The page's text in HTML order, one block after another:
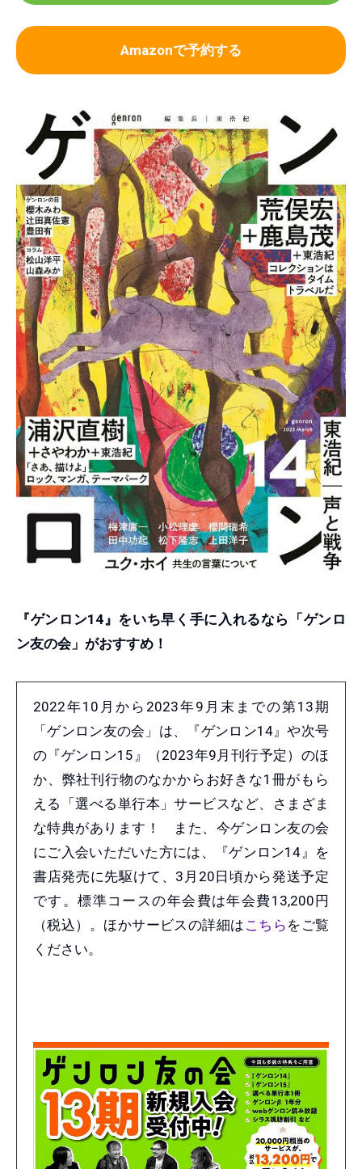
Amazonで予約する
『ゲンロン14』をいち早く手に入れるなら「ゲンロ
ン友の会」がおすすめ！
2022年10月から2023年9月末までの第13期
「ゲンロン友の会」は、『ゲンロン14』や次号
の『ゲンロン15』（2023年9月刊行予定）のほ
か、弊社刊行物のなかからお好きな1冊がもら
える「選べる単行本」サービスなど、さまざま
な特典があります！ また、今ゲンロン友の会
にご入会いただいた方には、『ゲンロン14』を
書店発売に先駆けて、3月20日頃から発送予定
です。標準コースの年会費は年会費13,200円
（税込）。ほかサービスの詳細は こちら をご覧
ください。